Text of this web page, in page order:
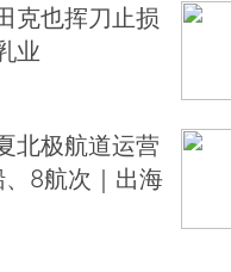
克也挥刀止损
业
北极航道运营
8航次｜出海